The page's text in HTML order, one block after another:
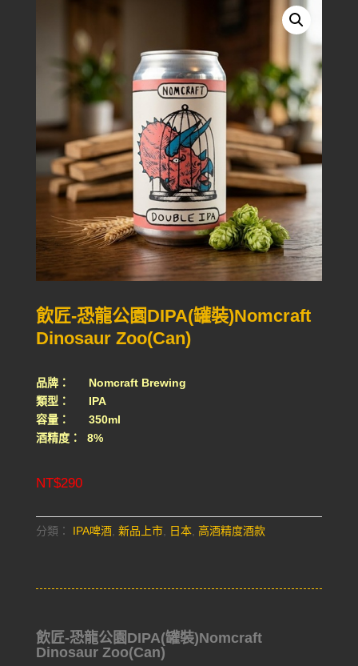
飲匠-恐龍公園DIPA(罐裝)Nomcraft
Dinosaur Zoo(Can)
品牌： Nomcraft Brewing
類型： IPA
容量： 350ml
酒精度： 8%
NT$290
分類： IPA啤酒, 新品上市, 日本, 高酒精度酒款
飲匠-恐龍公園DIPA(罐裝)Nomcraft
Dinosaur Zoo(Can)